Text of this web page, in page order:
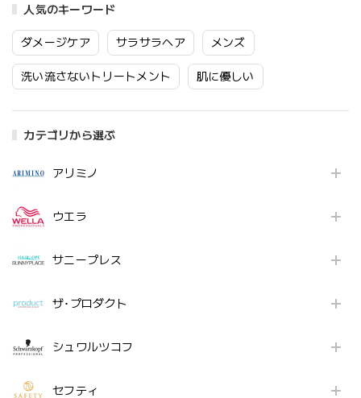
人気のキーワード
ダメージケア サラサラヘア メンズ
洗い流さないトリートメント 肌に優しい
カテゴリから選ぶ
アリミノ
ウエラ
サニープレス
ザ･プロダクト
シュワルツコフ
セフティ